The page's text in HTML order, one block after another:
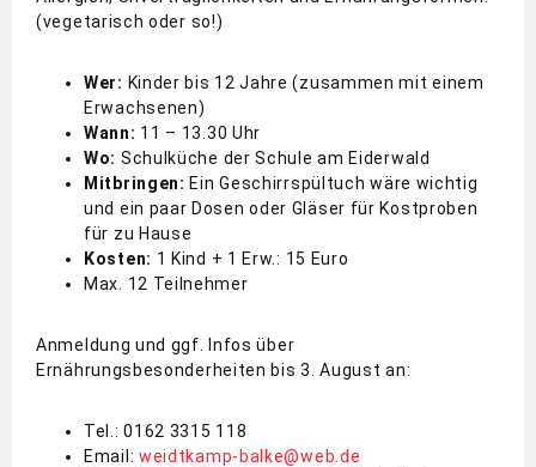
(vegetarisch oder so!)
Wer: Kinder bis 12 Jahre (zusammen mit einem
Erwachsenen)
Wann: 11 – 13.30 Uhr
Wo: Schulküche der Schule am Eiderwald
Mitbringen: Ein Geschirrspültuch wäre wichtig
und ein paar Dosen oder Gläser für Kostproben
für zu Hause
Kosten: 1 Kind + 1 Erw.: 15 Euro
Max. 12 Teilnehmer
Anmeldung und ggf. Infos über
Ernährungsbesonderheiten bis 3. August an:
Tel.: 0162 3315 118
Email: weidtkamp-balke@web.de